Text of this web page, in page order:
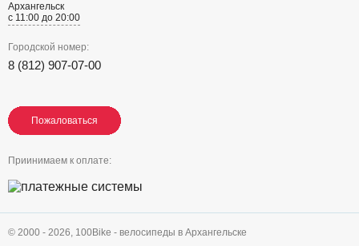
Архангельск
с 11:00 до 20:00
Городской номер:
8 (812) 907-07-00
Пожаловаться
Пожаловаться
Пожаловаться
Приинимаем к оплате:
© 2000 - 2026, 100Bike - велосипеды в Архангельске